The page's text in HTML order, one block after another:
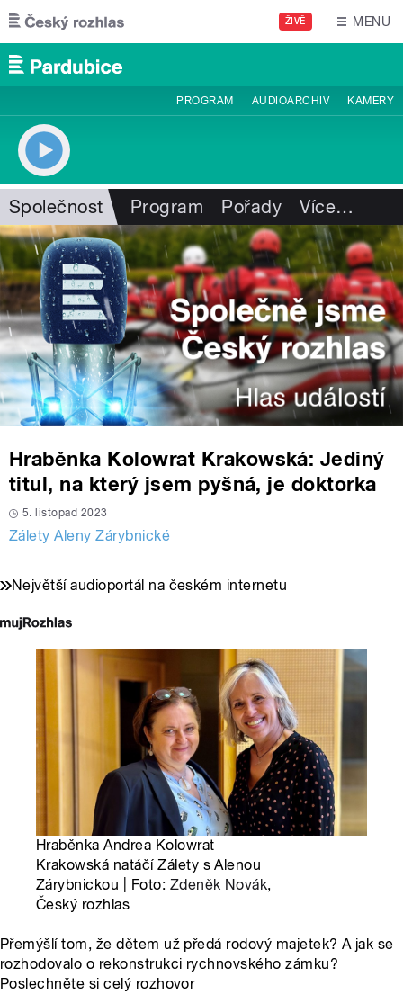
Přejít k hlavnímu obsahu
ŽIVĚ MENU
PROGRAM AUDIOARCHIV KAMERY
Společnost Program Pořady Více…
Hraběnka Kolowrat Krakowská: Jediný
titul, na který jsem pyšná, je doktorka
5. listopad 2023
Zálety Aleny Zárybnické
Největší audioportál na českém internetu
Hraběnka Andrea Kolowrat
Krakowská natáčí Zálety s Alenou
Zárybnickou | Foto: Zdeněk Novák,
Český rozhlas
Přemýšlí tom, že dětem už předá rodový majetek? A jak se
rozhodovalo o rekonstrukci rychnovského zámku?
Poslechněte si celý rozhovor